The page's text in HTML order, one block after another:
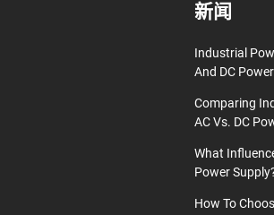
新闻
Industrial
And DC
Comparing
AC Vs. DC
What
Power
How To